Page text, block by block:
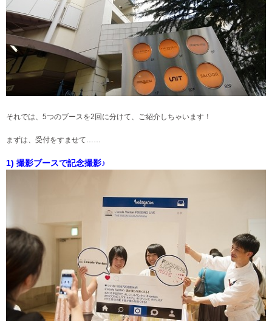
それでは、5つのブースを2回に分けて、ご紹介しちゃいます！
まずは、受付をすませて……
1) 撮影ブースで記念撮影♪